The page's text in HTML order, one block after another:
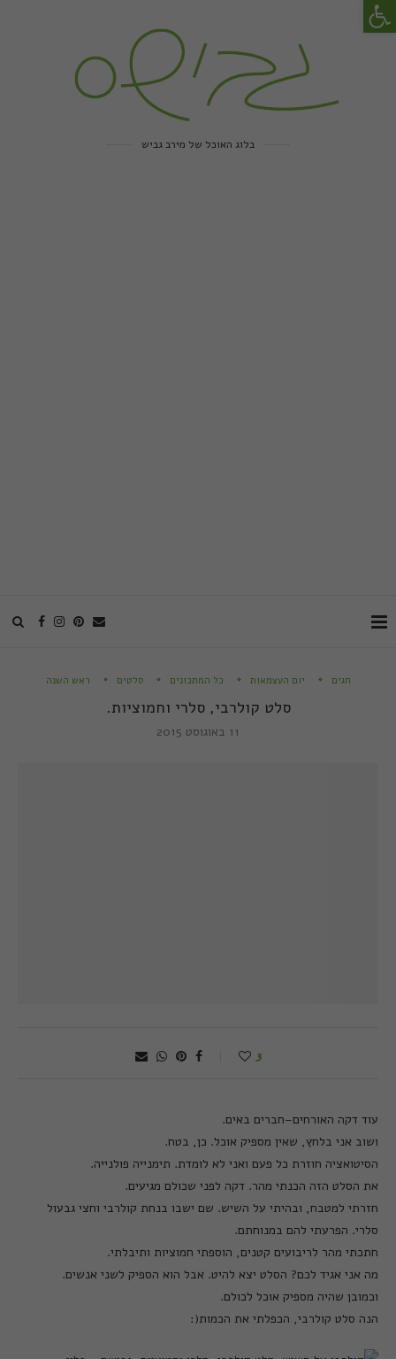
בלוג האוכל של מירב גביש
חגים יום העצמאות כל המתכונים סלטים ראש השנה
סלט קולרבי, סלרי וחמוציות.
11 באוגוסט 2015
3
עוד דקה האורחים–חברים באים.
ושוב אני בלחץ, שאין מספיק אוכל. כן, בטח.
הסיטואציה חוזרת כל פעם ואני לא לומדת. תימנייה פולנייה.
את הסלט הזה הכנתי מהר. דקה לפני שכולם מגיעים.
חזרתי למטבח, ובהיתי על השיש. שם ישבו בנחת קולרבי וחצי גבעול
סלרי. הפרעתי להם במנוחתם.
חתכתי מהר לריבועים קטנים, הוספתי חמוציות ותיבלתי.
מה אני אגיד לכם? הסלט יצא להיט. אבל הוא הספיק לשני אנשים.
וכמובן שהיה מספיק אוכל לכולם.
הנה סלט קולרבי, הכפלתי את הכמות(: